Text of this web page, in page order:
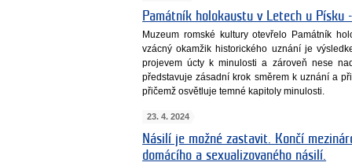
Památník holokaustu v Letech u Písku
Muzeum romské kultury otevřelo Památník
vzácný okamžik historického uznání je
projevem úcty k minulosti a zároveň nese
představuje zásadní krok směrem k uznání a
přičemž osvětluje temné kapitoly minulosti.
23. 4. 2024
Násilí je možné zastavit. Končí
domácího a sexualizovaného násilí.